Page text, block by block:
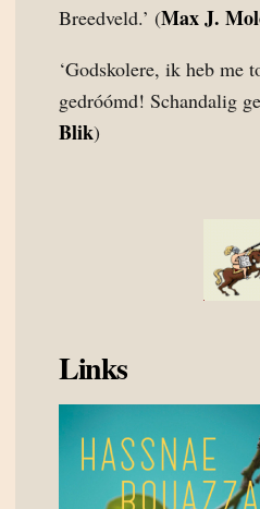
Breedveld.’ (Max J.
‘Godskolere, ik heb me
gedróómd! Schandalig
Blik)
Links